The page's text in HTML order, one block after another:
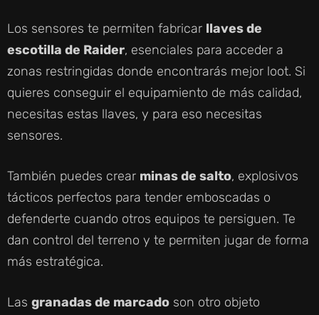
Los sensores te permiten fabricar llaves de
escotilla de Raider, esenciales para acceder a
zonas restringidas donde encontrarás mejor loot. Si
quieres conseguir el equipamiento de más calidad,
necesitas estas llaves, y para eso necesitas
sensores.
También puedes crear minas de salto, explosivos
tácticos perfectos para tender emboscadas o
defenderte cuando otros equipos te persiguen. Te
dan control del terreno y te permiten jugar de forma
más estratégica.
Las granadas de marcado son otro objeto